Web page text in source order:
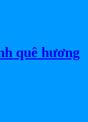
quê hương